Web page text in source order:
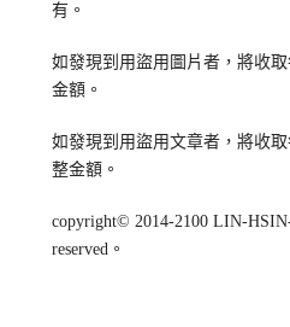
有。
如發現到用盜用圖片者，將收
金額。
如發現到用盜用文章者，將收
整金額。
copyright© 2014-2100 LIN-
reserved。